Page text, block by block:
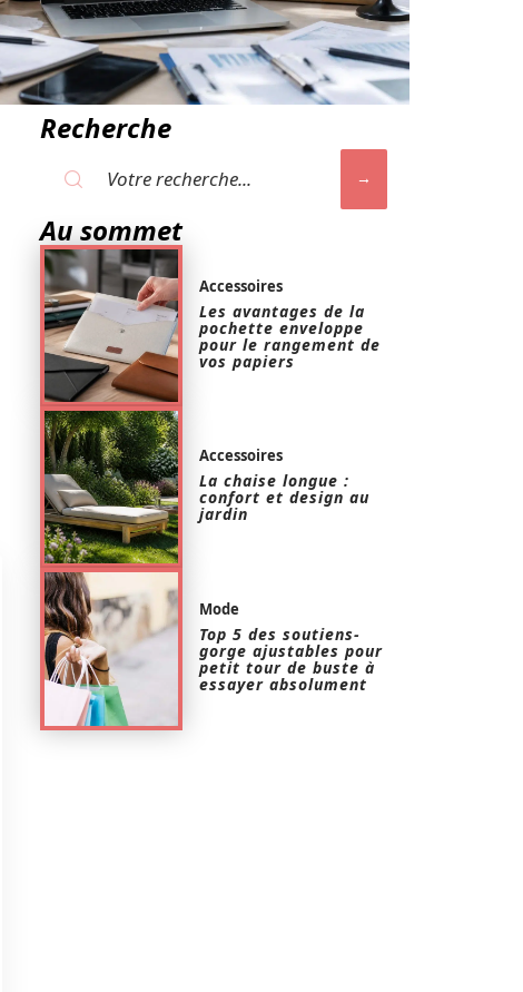
Recherche
Au sommet
Accessoires
Les avantages de la
pochette enveloppe
pour le rangement de
vos papiers
Accessoires
La chaise longue :
confort et design au
jardin
Mode
Top 5 des soutiens-
gorge ajustables pour
petit tour de buste à
essayer absolument